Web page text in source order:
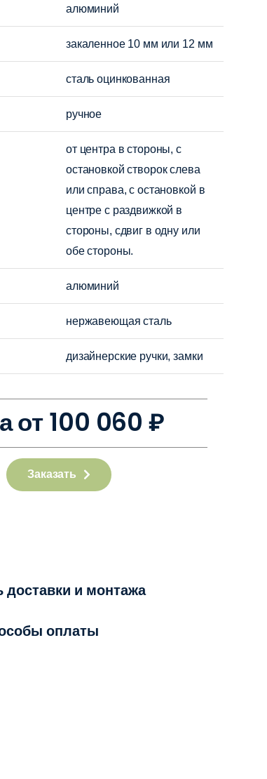
алюминий
закаленное 10 мм или 12 мм
сталь оцинкованная
ручное
от центра в стороны, с
остановкой створок слева
или справа, с остановкой в
центре с раздвижкой в
стороны, сдвиг в одну или
обе стороны.
алюминий
нержавеющая сталь
дизайнерские ручки, замки
от 100 060 ₽
Заказать
доставки и монтажа
оплаты